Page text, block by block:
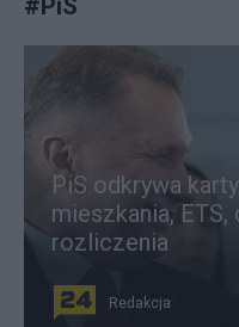
PiS odkrywa
mieszkania,
rozliczenia
Redakcja